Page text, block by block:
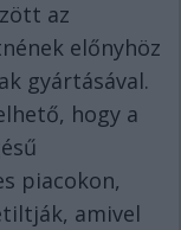
az
előnyhöz
gyártásával.
hogy a
piacokon,
amivel